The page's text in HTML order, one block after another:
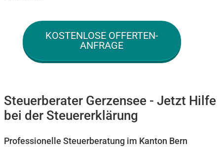
KOSTENLOSE OFFERTEN-
ANFRAGE
Steuerberater Gerzensee - Jetzt Hilfe
bei der Steuererklärung
Professionelle Steuerberatung im Kanton Bern